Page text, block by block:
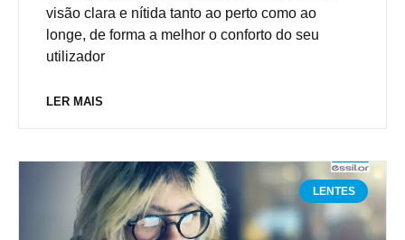
visão clara e nítida tanto ao perto como ao
longe, de forma a melhor o conforto do seu
utilizador
LER MAIS
LENTES